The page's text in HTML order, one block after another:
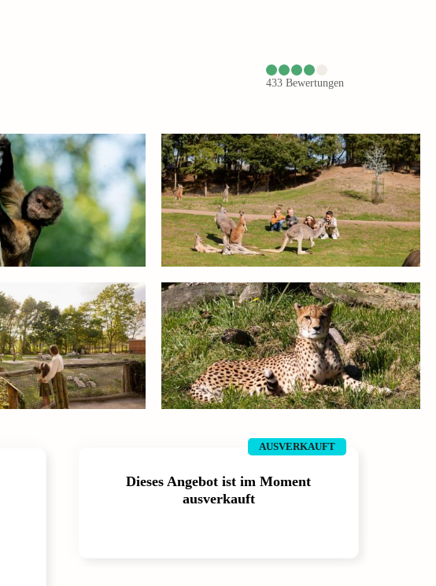
433 Bewertungen
AUSVERKAUFT
Dieses Angebot ist im Moment
ausverkauft